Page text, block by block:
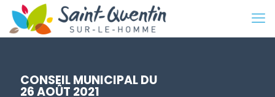
CONSEIL MUNICIPAL DU
26 AOÛT 2021